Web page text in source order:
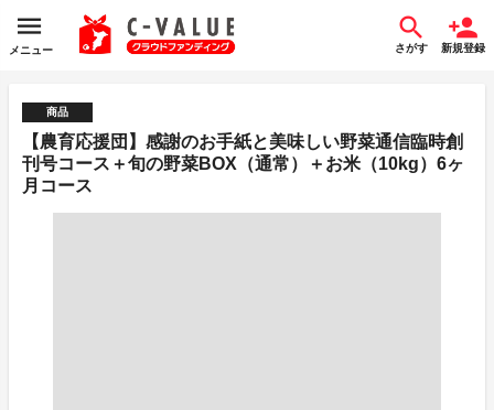
メニュー さがす 新規登録
商品
【農育応援団】感謝のお手紙と美味しい野菜通信臨時創
刊号コース＋旬の野菜BOX（通常）＋お米（10kg）6ヶ
月コース